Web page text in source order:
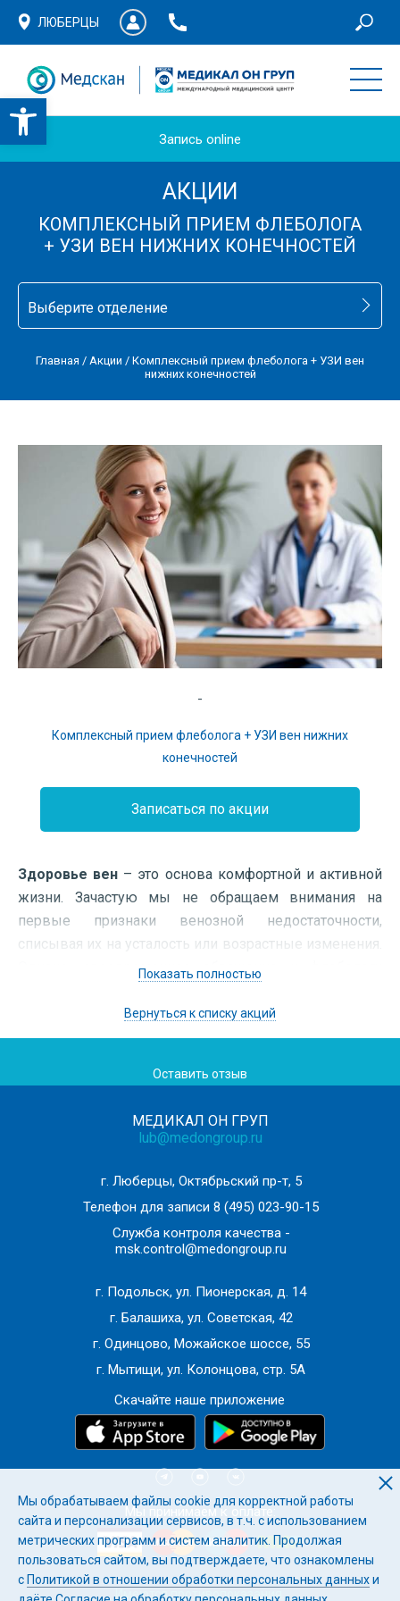
ЛЮБЕРЦЫ
Запись online
АКЦИИ
КОМПЛЕКСНЫЙ ПРИЕМ ФЛЕБОЛОГА
+ УЗИ ВЕН НИЖНИХ КОНЕЧНОСТЕЙ
Выберите отделение
Главная / Акции / Комплексный прием флеболога + УЗИ вен
нижних конечностей
-
Комплексный прием флеболога + УЗИ вен нижних
конечностей
Записаться по акции
Здоровье вен – это основа комфортной и активной
жизни. Зачастую мы не обращаем внимания на
первые признаки венозной недостаточности,
списывая их на усталость или возрастные изменения.
Однако, своевременное обращение к флебологу
осложнений, таких как
болезнь,тромбофлебититромбоз глубоких вен.
прием врача-флеболога + УЗИ вен
нижних конечностей
25
Консультация врача-флебологанеобходима, если
вы замечаете у себя следующие симптомы:
тяжесть и усталость в ногах, особенно к вечеру
отеки голеней и стоп
расширенные вены, сосудистые звездочки или
ночные судороги в ногах
боли в икроножных мышцах при ходьбе
изменение цвета кожи на голенях
Показать полностью
Вернуться к списку акций
Оставить отзыв
МЕДИКАЛ ОН ГРУП
lub@medongroup.ru
г. Люберцы, Октябрьский пр-т, 5
Телефон для записи 8 (495) 023-90-15
Служба контроля качества -
msk.control@medongroup.ru
г. Подольск, ул. Пионерская, д. 14
г. Балашиха, ул. Советская, 42
г. Одинцово, Можайское шоссе, 55
г. Мытищи, ул. Колонцова, стр. 5А
Скачайте наше приложение
Мы принимаем к оплате:
Имеются противопоказания.
Мы обрабатываем файлы cookie для корректной работы
сайта и персонализации сервисов, в т.ч. с использованием
метрических программ и систем аналитик. Продолжая
пользоваться сайтом, вы подтверждаете, что ознакомлены
с Политикой в отношении обработки персональных данныхи